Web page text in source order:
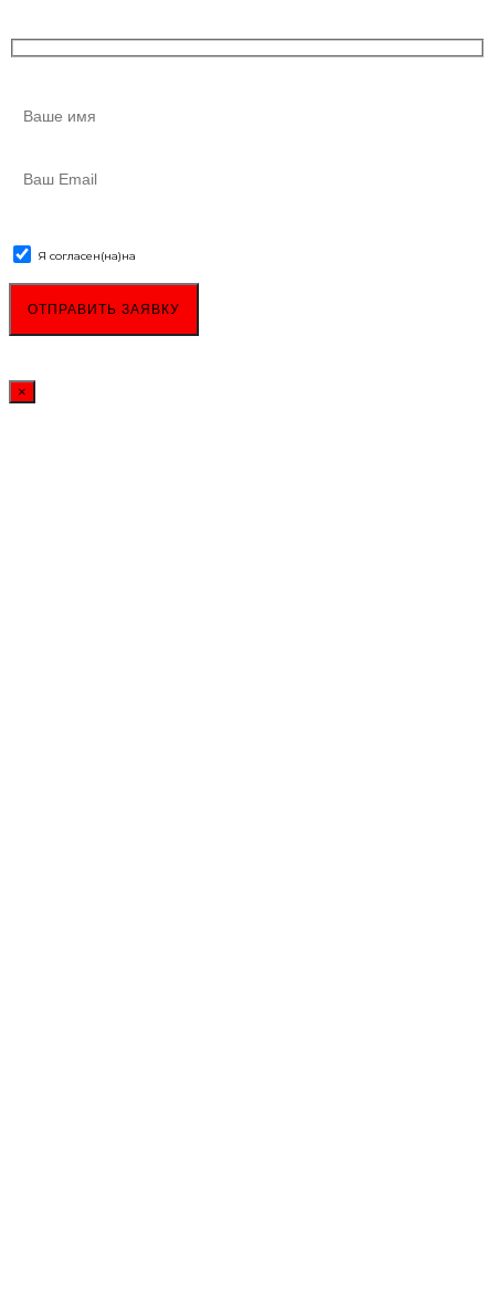
Я согласен(на)на
×